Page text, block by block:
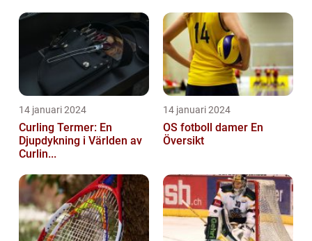
14 januari 2024
Curling Termer: En
Djupdykning i Världen av
Curlin...
14 januari 2024
OS fotboll damer En
Översikt